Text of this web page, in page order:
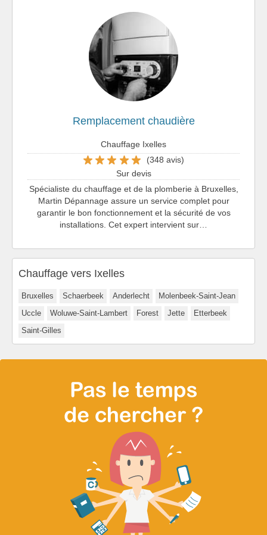
Remplacement chaudière
Chauffage Ixelles
(348 avis)
Sur devis
Spécialiste du chauffage et de la plomberie à Bruxelles,
Martin Dépannage assure un service complet pour
garantir le bon fonctionnement et la sécurité de vos
installations. Cet expert intervient sur…
Chauffage vers Ixelles
Bruxelles Schaerbeek Anderlecht
Molenbeek-Saint-Jean
Uccle
Woluwe-Saint-Lambert Forest Jette
Etterbeek
Saint-Gilles